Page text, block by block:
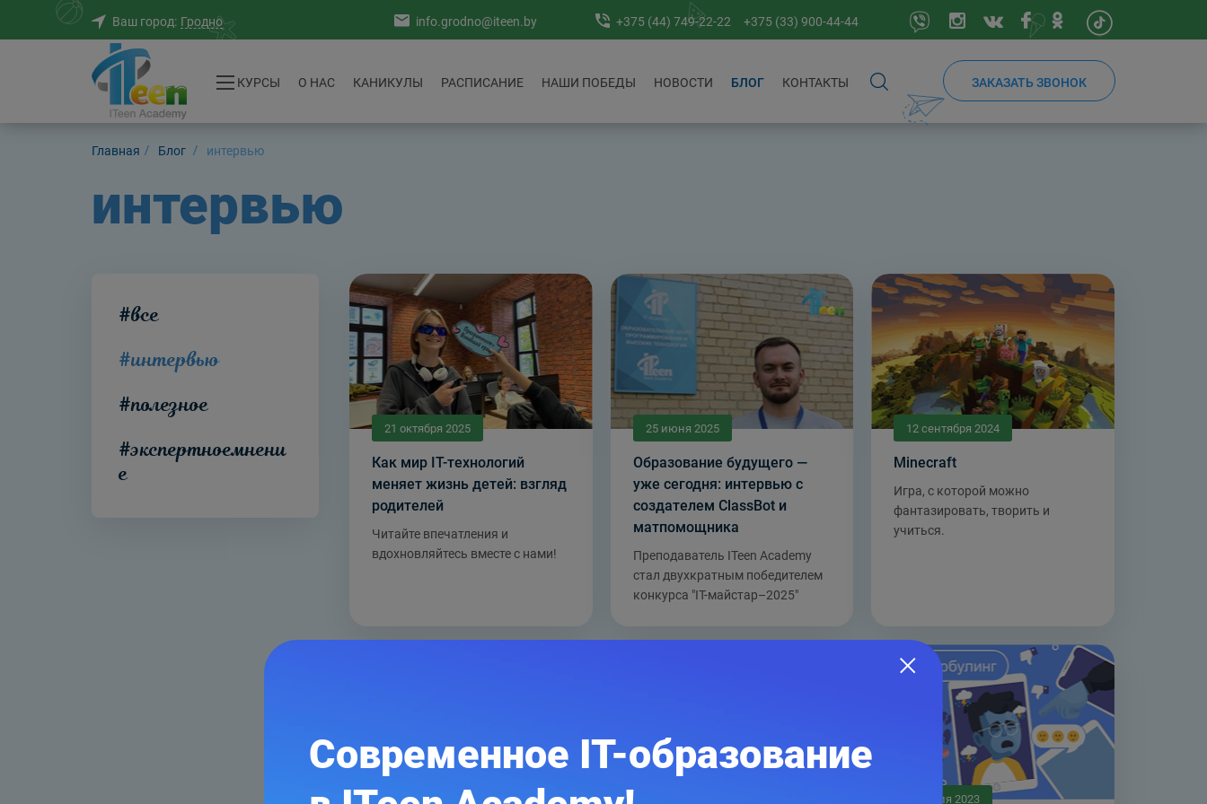
Современное IT-образование
Ваш город: Гродно info.grodno@iteen.by +375 (44) 749-22-22 +375 (33) 900-44-44
КУРСЫ O НАС КАНИКУЛЫ РАСПИСАНИЕ НАШИ ПОБЕДЫ НОВОСТИ БЛОГ КОНТАКТЫ ЗАКАЗАТЬ ЗВОНОК
Главная Блог интервью
интервью
#все
#интервью
#полезное
#экспертноемнени
е
21 октября 2025
Как мир IT-технологий
меняет жизнь детей: взгляд
родителей
Читайте впечатления и
вдохновляйтесь вместе с нами!
25 июня 2025
Образование будущего —
уже сегодня: интервью с
создателем ClassBot и
матпомощника
Преподаватель ITeen Academy
стал двухкратным победителем
конкурса "IT-майстар–2025"
12 сентября 2024
Minecraft
Игра, с которой можно
фантазировать, творить и
учиться.
4 апреля 2024 26 июля 2023